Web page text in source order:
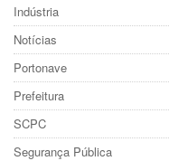
Indústria
Notícias
Portonave
Prefeitura
SCPC
Segurança Pública